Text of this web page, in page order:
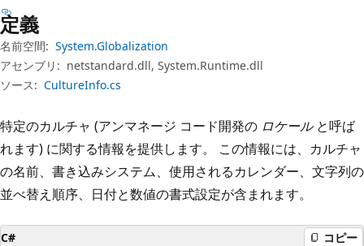
定義
名前空間: System.Globalization
アセンブリ: netstandard.dll, System.Runtime.dll
ソース: CultureInfo.cs
特定のカルチャ (アンマネージ コード開発の ロケールと呼ば
れます) に関する情報を提供します。 この情報には、カルチャ
の名前、書き込みシステム、使用されるカレンダー、文字列の
並べ替え順序、日付と数値の書式設定が含まれます。
C# コピー